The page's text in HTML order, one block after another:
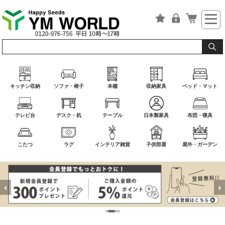
キッチン収納 ソファ・椅子 本棚 収納家具 ベッド・マット
テレビ台 デスク・机 テーブル 日本製家具 布団・寝具
こたつ ラグ インテリア雑貨 子供部屋 屋外・ガーデン
‹ ›